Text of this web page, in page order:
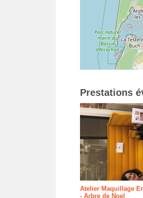
Prestations
Atelier Maquillage
- Arbre de Noel